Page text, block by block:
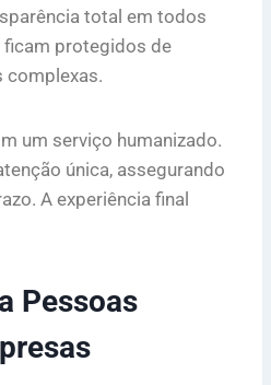
total em todos
ficam protegidos de
complexas.
um serviço humanizado.
única, assegurando
A experiência final
Pessoas